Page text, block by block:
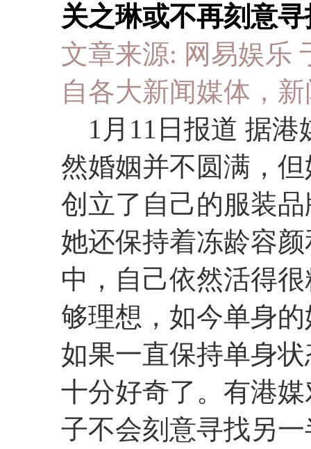
关之琳或不再刻意
文章来源: 网易娱乐
自各大新闻媒体，
1月11日报道 据港
然婚姻并不圆满，
创立了自己的服装
她还保持着冻龄容
中，自己依然活得
够理想，如今单身
如果一直保持单身
十分好奇了。有港
子不会刻意寻找另